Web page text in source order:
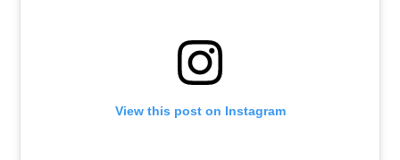
View this post on Instagram